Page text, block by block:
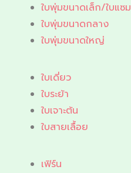
ใบพุ่มขนาดเล็ก/ใบแซม
ใบพุ่มขนาดกลาง
ใบพุ่มขนาดใหญ่
ใบเดี่ยว
ใบระย้า
ใบเจาะต้น
ใบสายเลื้อย
เฟิร์น